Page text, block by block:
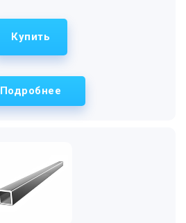
Подробнее
Купить